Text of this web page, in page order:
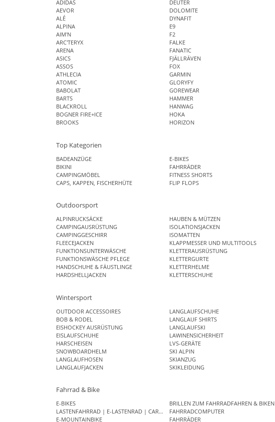
ADIDAS
AEVOR
ALÉ
ALPINA
AIM'N
ARC'TERYX
ARENA
ASICS
ASSOS
ATHLECIA
ATOMIC
BABOLAT
BARTS
BLACKROLL
BOGNER FIRE+ICE
BROOKS
DEUTER
DOLOMITE
DYNAFIT
E9
F2
FALKE
FANATIC
FJÄLLRÄVEN
FOX
GARMIN
GLORYFY
GOREWEAR
HAMMER
HANWAG
HOKA
HORIZON
Top Kategorien
BADEANZÜGE
BIKINI
CAMPINGMÖBEL
CAPS, KAPPEN, FISCHERHÜTE
E-BIKES
FAHRRÄDER
FITNESS SHORTS
FLIP FLOPS
Outdoorsport
ALPINRUCKSÄCKE
CAMPINGAUSRÜSTUNG
CAMPINGGESCHIRR
FLEECEJACKEN
FUNKTIONSUNTERWÄSCHE
FUNKTIONSWÄSCHE PFLEGE
HANDSCHUHE & FÄUSTLINGE
HARDSHELLJACKEN
HAUBEN & MÜTZEN
ISOLATIONSJACKEN
ISOMATTEN
KLAPPMESSER UND MULTITOOLS
KLETTERAUSRÜSTUNG
KLETTERGURTE
KLETTERHELME
KLETTERSCHUHE
Wintersport
OUTDOOR ACCESSOIRES
BOB & RODEL
EISHOCKEY AUSRÜSTUNG
EISLAUFSCHUHE
HARSCHEISEN
SNOWBOARDHELM
LANGLAUFHOSEN
LANGLAUFJACKEN
LANGLAUFSCHUHE
LANGLAUF SHIRTS
LANGLAUFSKI
LAWINENSICHERHEIT
LVS-GERÄTE
SKI ALPIN
SKIANZUG
SKIKLEIDUNG
Fahrrad & Bike
E-BIKES
LASTENFAHRRAD | E-LASTENRAD | CARGO BIKE
E-MOUNTAINBIKE
BRILLEN ZUM FAHRRADFAHREN & BIKEN
FAHRRADCOMPUTER
FAHRRÄDER